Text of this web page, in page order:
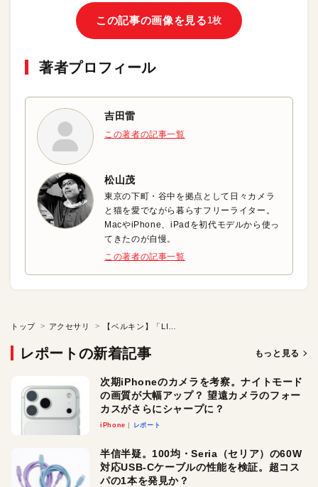
この記事の画像を見る 1枚
著者プロフィール
吉田雷
この著者の記事一覧
松山茂
東京の下町・谷中を拠点として日々カメラ
と猫を愛でながら暮らすフリーライター。
MacやiPhone、iPadを初代モデルから使っ
てきたのが自慢。
この著者の記事一覧
トップ アクセサリ
レポートの新着記事 もっと見る
次期iPhoneのカメラを考察。ナイトモード
の画質が大幅アップ？ 望遠カメラのフォー
カスがさらにシャープに？
iPhone レポート
半信半疑。100均・Seria（セリア）の60W
対応USB-Cケーブルの性能を検証。超コス
パの1本を発見か？